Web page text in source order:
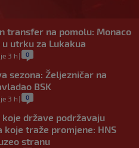
transfer na pomolu: Monaco
utrku za Lukakua
3 h | 0
sezona: Željezničar na
BSK
3 h | 0
koje države podržavaju
koje traže promjene: HNS
stranu